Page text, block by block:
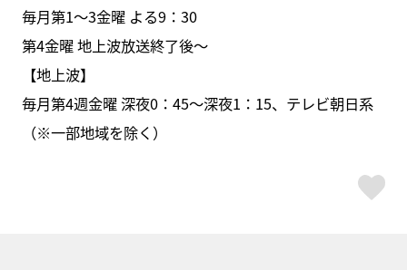
毎月第1〜3金曜 よる9：30
第4金曜 地上波放送終了後〜
【地上波】
毎月第4週金曜 深夜0：45～深夜1：15、テレビ朝日系
（※一部地域を除く）